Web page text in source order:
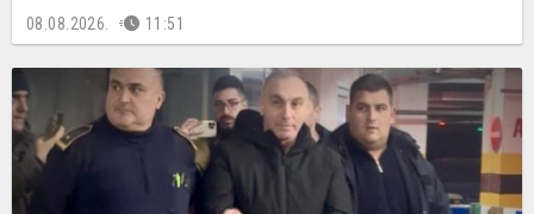
08.08.2026. 11:51